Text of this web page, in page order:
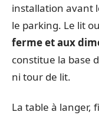
installation avant
le parking. Le lit
ferme et aux
constitue la base
ni tour de lit.
La table à langer,